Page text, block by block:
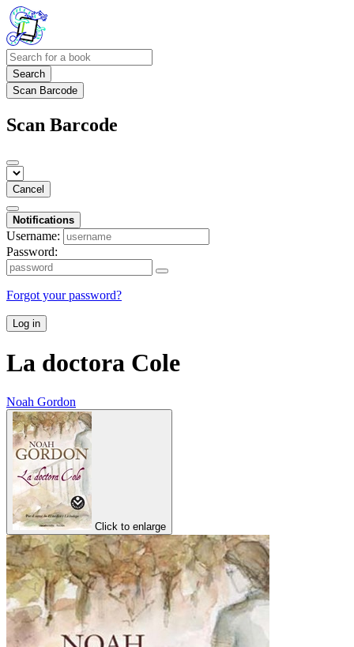
Search
Scan Barcode
Scan Barcode
Cancel
Notifications
Username:
Password:
Forgot your password?
Log in
La doctora Cole
Noah Gordon
Click to enlarge